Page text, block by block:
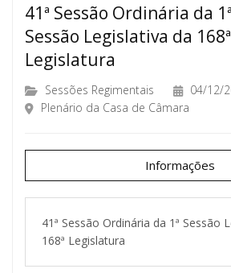
41ª Sessão Ordinária da 1ª
Sessão Legislativa da 168ª
Legislatura
Sessões Regimentais 04/12/
Plenário da Casa de Câmara
Informações
41ª Sessão Ordinária da 1ª Sessão
168ª Legislatura